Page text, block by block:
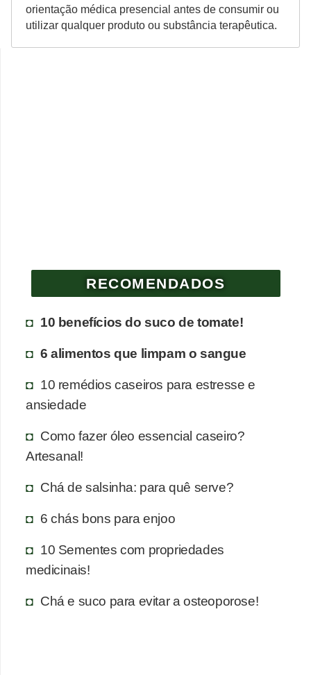
orientação médica presencial antes de consumir ou
utilizar qualquer produto ou substância terapêutica.
RECOMENDADOS
10 benefícios do suco de tomate!
6 alimentos que limpam o sangue
10 remédios caseiros para estresse e
ansiedade
Como fazer óleo essencial caseiro?
Artesanal!
Chá de salsinha: para quê serve?
6 chás bons para enjoo
10 Sementes com propriedades
medicinais!
Chá e suco para evitar a osteoporose!